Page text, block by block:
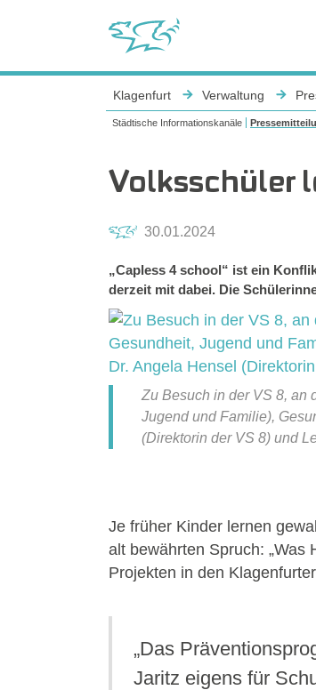
Klagenfurt Verwaltung
Städtische Informationskanäle
Volksschüler
30.01.2024
„Capless 4 school“ ist ein
derzeit mit dabei. Die
Zu Besuch in der VS 8, an
Jugend und Familie),
(Direktorin der VS 8) und
Je früher Kinder lernen
alt bewährten Spruch: „Was
Projekten in den
„Das
Jaritz eigens für